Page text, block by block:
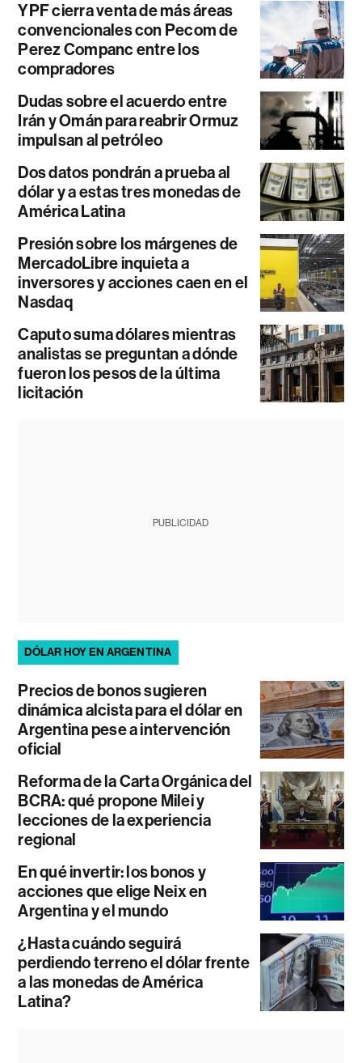
YPF cierra venta de más áreas
convencionales con Pecom de
Perez Companc entre los
compradores
Dudas sobre el acuerdo entre
Irán y Omán para reabrir Ormuz
impulsan al petróleo
Dos datos pondrán a prueba al
dólar y a estas tres monedas de
América Latina
Presión sobre los márgenes de
MercadoLibre inquieta a
inversores y acciones caen en el
Nasdaq
Caputo suma dólares mientras
analistas se preguntan a dónde
fueron los pesos de la última
licitación
PUBLICIDAD
DÓLAR HOY EN ARGENTINA
Precios de bonos sugieren
dinámica alcista para el dólar en
Argentina pese a intervención
oficial
Reforma de la Carta Orgánica del
BCRA: qué propone Milei y
lecciones de la experiencia
regional
En qué invertir: los bonos y
acciones que elige Neix en
Argentina y el mundo
¿Hasta cuándo seguirá
perdiendo terreno el dólar frente
a las monedas de América
Latina?